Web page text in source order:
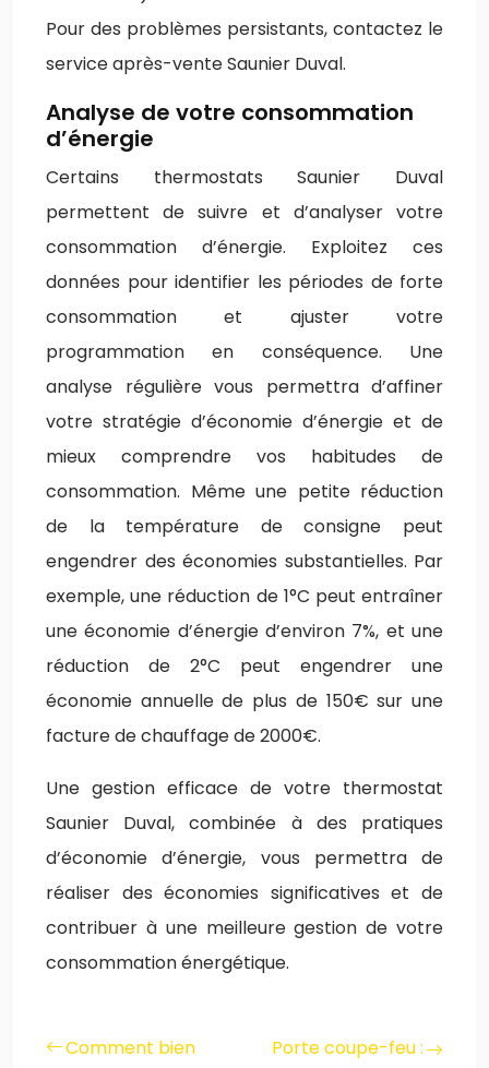
Pour des problèmes persistants, contactez le
service après-vente Saunier Duval.
Analyse de votre consommation
d’énergie
Certains thermostats Saunier Duval
permettent de suivre et d’analyser votre
consommation d’énergie. Exploitez ces
données pour identifier les périodes de forte
consommation et ajuster votre
programmation en conséquence. Une
analyse régulière vous permettra d’affiner
votre stratégie d’économie d’énergie et de
mieux comprendre vos habitudes de
consommation. Même une petite réduction
de la température de consigne peut
engendrer des économies substantielles. Par
exemple, une réduction de 1°C peut entraîner
une économie d’énergie d’environ 7%, et une
réduction de 2°C peut engendrer une
économie annuelle de plus de 150€ sur une
facture de chauffage de 2000€.
Une gestion efficace de votre thermostat
Saunier Duval, combinée à des pratiques
d’économie d’énergie, vous permettra de
réaliser des économies significatives et de
contribuer à une meilleure gestion de votre
consommation énergétique.
Comment bien
Porte coupe-feu :